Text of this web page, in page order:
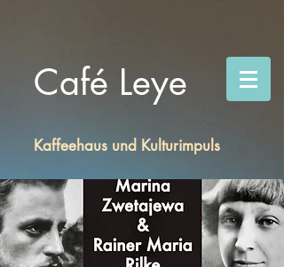
Café Leye
Kaffeehaus und Kulturimpuls